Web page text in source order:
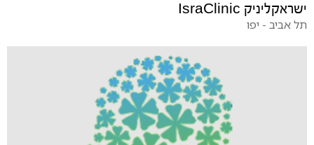
ישראקליניק IsraClinic
תל אביב - יפו